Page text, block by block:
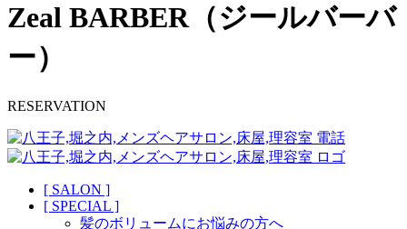
Zeal BARBER（ジールバーバ
ー）
RESERVATION
[ SALON ]
[ SPECIAL ]
髪のボリュームにお悩みの方へ